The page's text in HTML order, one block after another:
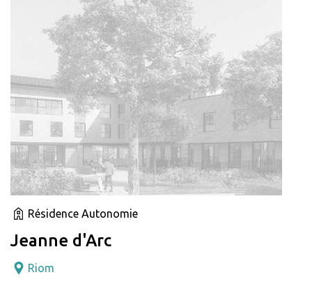
Résidence Autonomie
Jeanne d'Arc
Riom